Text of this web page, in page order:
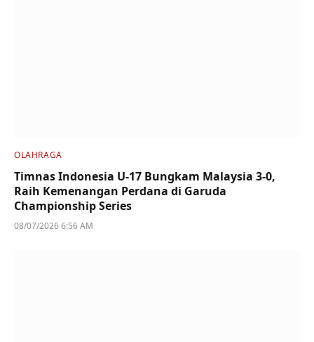
OLAHRAGA
Timnas Indonesia U-17 Bungkam Malaysia 3-0,
Raih Kemenangan Perdana di Garuda
Championship Series
08/07/2026 6:56 AM